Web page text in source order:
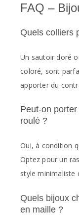
FAQ –
Quels colliers
Un sautoir doré
coloré, sont
apporter du
Peut-on
roulé ?
Oui, à condition
Optez pour un
style minimaliste
Quels bijoux
en maille ?